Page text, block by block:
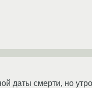
даты смерти, но